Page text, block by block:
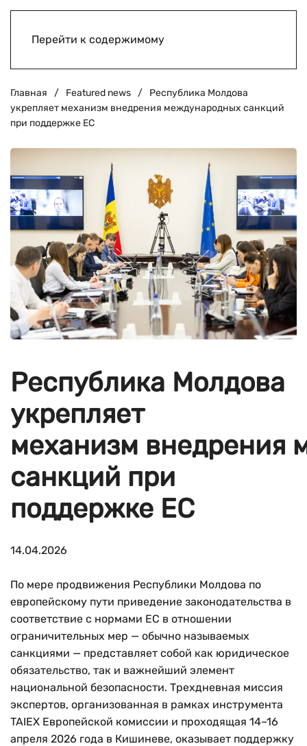
Перейти к содержимому
Главная Featured news
Республика Молдова
укрепляет механизм внедрения международных санкций
при поддержке ЕС
Республика Молдова
укрепляет
механизм внедрения
санкций при
поддержке ЕС
14.04.2026
По мере продвижения Республики Молдова по
европейскому пути приведение законодательства в
соответствие с нормами ЕС в отношении
ограничительных мер — обычно называемых
санкциями — представляет собой как юридическое
обязательство, так и важнейший элемент
национальной безопасности. Трехдневная миссия
экспертов, организованная в рамках инструмента
TAIEX Европейской комиссии и проходящая 14–16
апреля 2026 года в Кишиневе, оказывает поддержку